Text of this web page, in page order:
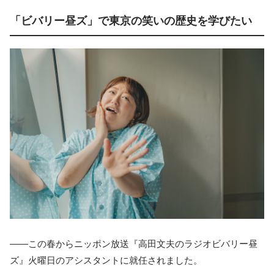
「ビバリー昼ズ」で東京の笑いの歴史を学びたい
――この春からニッポン放送『高田文夫のラジオビバリー昼
ズ』火曜日のアシスタントに就任されました。